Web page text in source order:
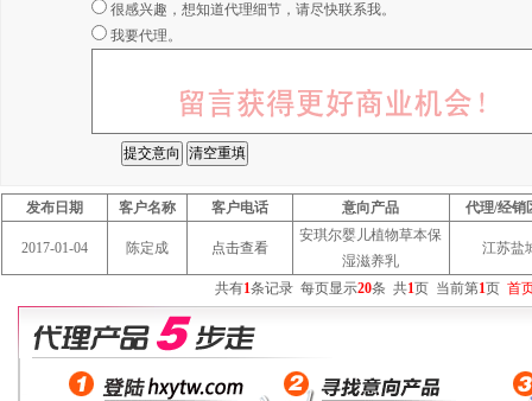
很感兴趣，想知道代理细节，请尽快联系我。
我要代理。
发布日期 客户名称 客户电话 意向产品 代理/经销
2017-01-04 陈定成 点击查看
安琪尔婴儿植物草本保
湿滋养乳
江苏盐
共有1条记录 每页显示20条 共1页 当前第1页 首